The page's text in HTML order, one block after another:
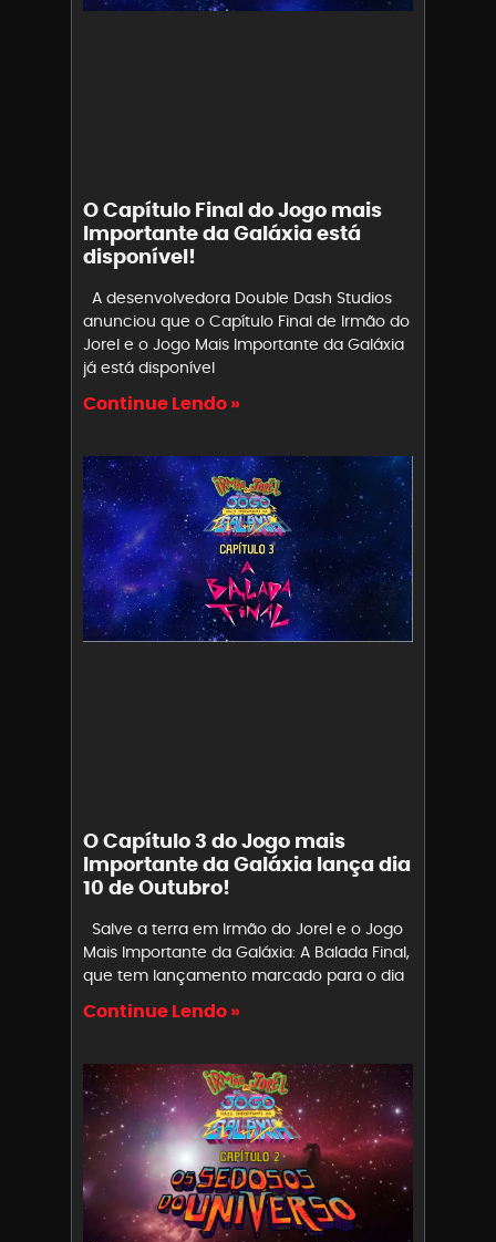
O Capítulo Final do Jogo mais
Importante da Galáxia está
disponível!
A desenvolvedora Double Dash Studios
anunciou que o Capítulo Final de Irmão do
Jorel e o Jogo Mais Importante da Galáxia
já está disponível
Continue Lendo »
O Capítulo 3 do Jogo mais
Importante da Galáxia lança dia
10 de Outubro!
Salve a terra em Irmão do Jorel e o Jogo
Mais Importante da Galáxia: A Balada Final,
que tem lançamento marcado para o dia
Continue Lendo »